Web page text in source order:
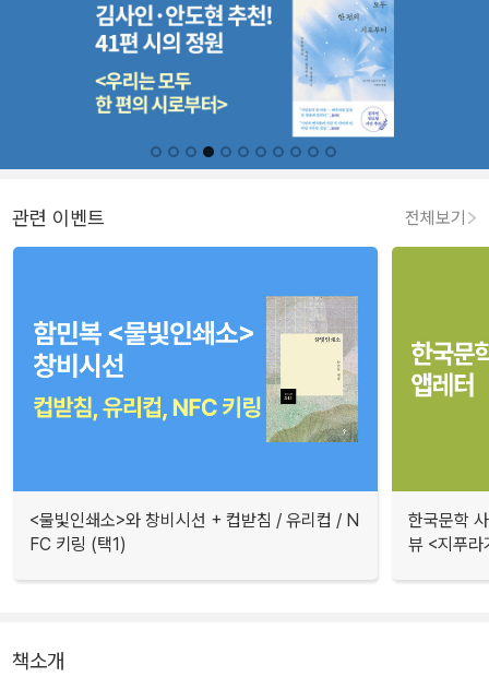
관련 이벤트 전체보기
<물빛인쇄소>와 창비시선 + 컵받침 / 유리컵 / N
FC 키링 (택1)
한국문학
뷰 <지푸라
책소개